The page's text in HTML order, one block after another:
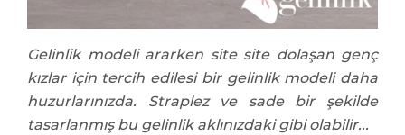
Gelinlik modeli ararken site site dolaşan genç
kızlar için tercih edilesi bir gelinlik modeli daha
huzurlarınızda. Straplez ve sade bir şekilde
tasarlanmış bu gelinlik aklınızdaki gibi olabilir...